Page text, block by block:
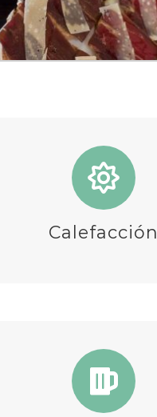
Calefacción